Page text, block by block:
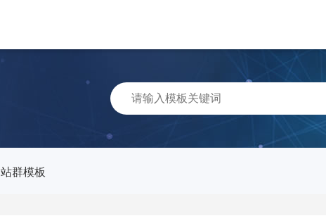
站群模板